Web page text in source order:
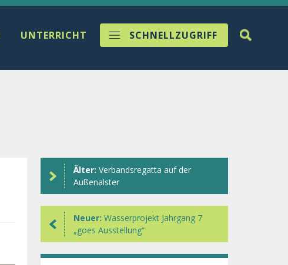
UNTERRICHT SCHNELLZUGRIFF
Älter: Verbandsregatta auf der
Außenalster
Neuer: Wasserprojekt Jahrgang 7
„goes Ausstellung“